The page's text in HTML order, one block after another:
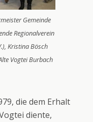
Gemeinde
Regionalverein
Kristina Bösch
Vogtei Burbach
die dem Erhalt
diente,